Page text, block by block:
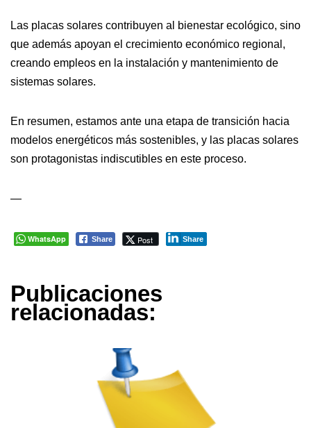
Las placas solares contribuyen al bienestar ecológico, sino
que además apoyan el crecimiento económico regional,
creando empleos en la instalación y mantenimiento de
sistemas solares.
En resumen, estamos ante una etapa de transición hacia
modelos energéticos más sostenibles, y las placas solares
son protagonistas indiscutibles en este proceso.
—
WhatsApp Share Post Share
Publicaciones
relacionadas: